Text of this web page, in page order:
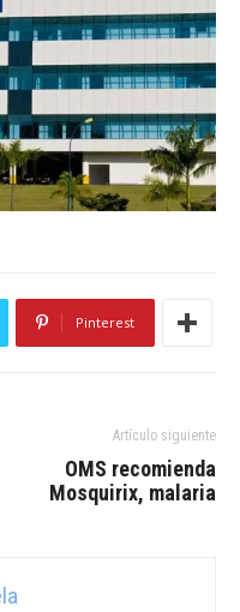
Pinterest
Artículo siguiente
OMS recomienda
Mosquirix, malaria